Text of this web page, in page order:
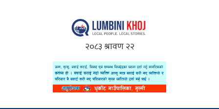
२०८३ श्रावण २२